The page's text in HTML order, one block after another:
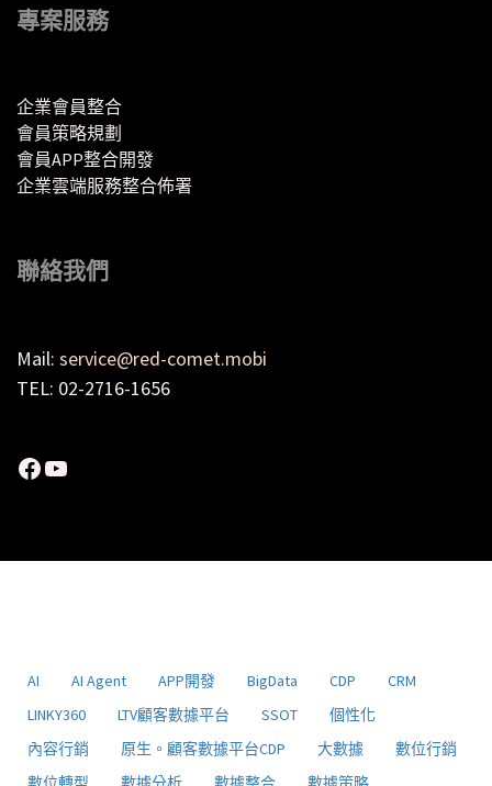
專案服務
企業會員整合
會員策略規劃
會員APP整合開發
企業雲端服務整合佈署
聯絡我們
Mail: service@red-comet.mobi
TEL: 02-2716-1656
Facebook
YouTube
AI AI Agent APP開發 BigData CDP
CRM
LINKY360
LTV顧客數據平台 SSOT
個性化
內容行銷
原生。顧客數據平台CDP 大數據
數位行銷